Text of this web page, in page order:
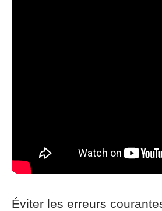
Éviter les erreurs